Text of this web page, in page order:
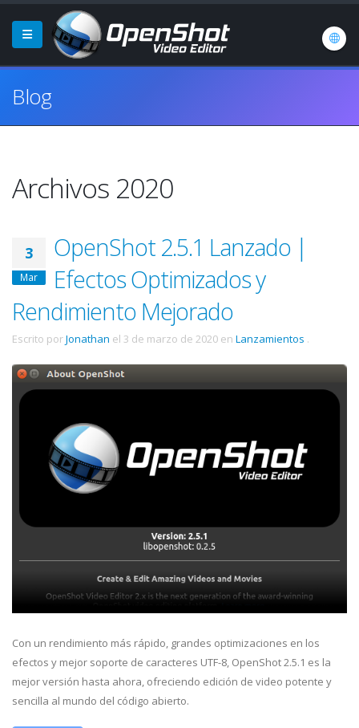
Blog
Archivos 2020
3
Mar
OpenShot 2.5.1 Lanzado |
Efectos Optimizados y
Rendimiento Mejorado
Escrito porJonathan el 3 de marzo de 2020 en Lanzamientos .
Con un rendimiento más rápido, grandes optimizaciones en los
efectos y mejor soporte de caracteres UTF-8, OpenShot 2.5.1 es la
mejor versión hasta ahora, ofreciendo edición de video potente y
sencilla al mundo del código abierto.